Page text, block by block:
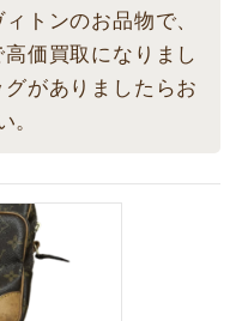
トンのお品物で、
価買取になりまし
がありましたらお
。